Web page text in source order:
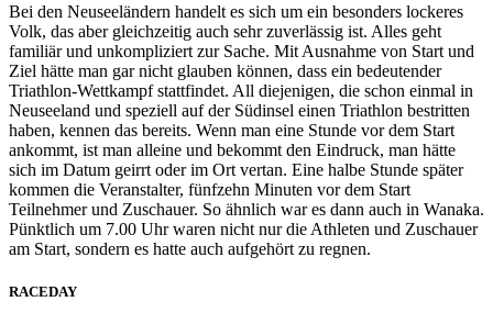
Bei den Neuseeländern handelt es sich um ein besonders lockeres
Volk, das aber gleichzeitig auch sehr zuverlässig ist. Alles geht
familiär und unkompliziert zur Sache. Mit Ausnahme von Start und
Ziel hätte man gar nicht glauben können, dass ein bedeutender
Triathlon-Wettkampf stattfindet. All diejenigen, die schon einmal in
Neuseeland und speziell auf der Südinsel einen Triathlon bestritten
haben, kennen das bereits. Wenn man eine Stunde vor dem Start
ankommt, ist man alleine und bekommt den Eindruck, man hätte
sich im Datum geirrt oder im Ort vertan. Eine halbe Stunde später
kommen die Veranstalter, fünfzehn Minuten vor dem Start
Teilnehmer und Zuschauer. So ähnlich war es dann auch in Wanaka.
Pünktlich um 7.00 Uhr waren nicht nur die Athleten und Zuschauer
am Start, sondern es hatte auch aufgehört zu regnen.
RACEDAY